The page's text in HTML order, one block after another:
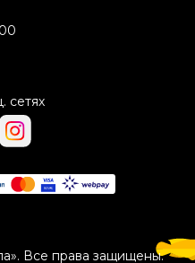
сетях
Все права защищены.